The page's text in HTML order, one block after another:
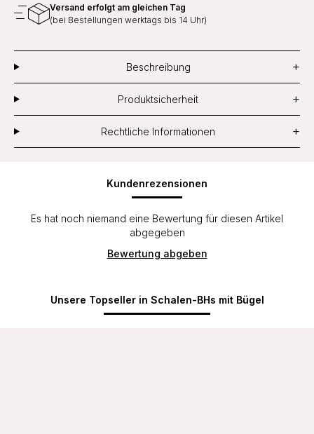
Versand erfolgt am gleichen Tag
(bei Bestellungen werktags bis 14 Uhr)
Beschreibung +
Produktsicherheit +
Rechtliche Informationen +
Kundenrezensionen
Es hat noch niemand eine Bewertung für diesen Artikel
abgegeben
Bewertung abgeben
Unsere Topseller in Schalen-BHs mit Bügel